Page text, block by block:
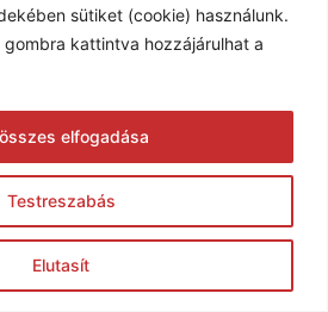
sütiket (cookie) használunk.
kattintva hozzájárulhat a
Testreszabás
Elutasít
elfogadása